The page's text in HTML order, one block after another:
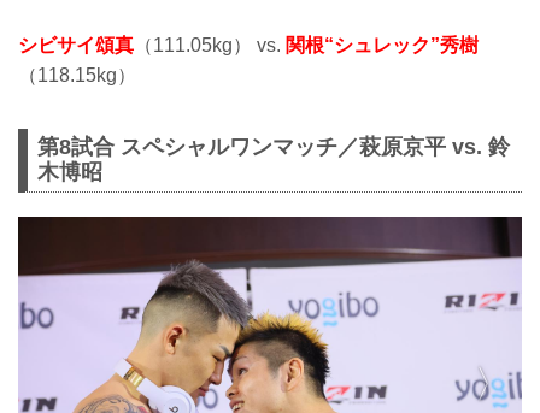
シビサイ頌真 （111.05kg） vs. 関根“シュレック”秀樹
（118.15kg）
第8試合 スペシャルワンマッチ／萩原京平 vs. 鈴
木博昭